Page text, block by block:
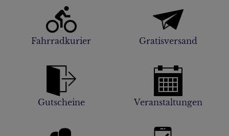
Fahrradkurier Gratisversand
Gutscheine Veranstaltungen